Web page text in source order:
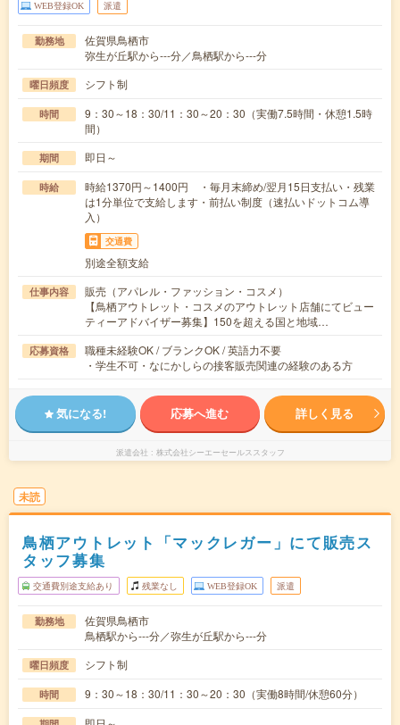
WEB登録OK 派遣
勤務地
佐賀県鳥栖市
弥生が丘駅から---分／鳥栖駅から---分
曜日頻度 シフト制
時間
9：30～18：30/11：30～20：30（実働7.5時間・休憩1.5時
間）
期間 即日～
時給
時給1370円～1400円 ・毎月末締め/翌月15日支払い・残業
は1分単位で支給します・前払い制度（速払いドットコム導
入）
交通費
別途全額支給
仕事内容
販売（アパレル・ファッション・コスメ）
【鳥栖アウトレット・コスメのアウトレット店舗にてビュー
ティーアドバイザー募集】150を超える国と地域…
応募資格
職種未経験OK / ブランクOK / 英語力不要
・学生不可・なにかしらの接客販売関連の経験のある方
気になる! 応募へ進む 詳しく見る
派遣会社 株式会社シーエーセールススタッフ
未読
鳥栖アウトレット「マックレガー」にて販売ス
タッフ募集
交通費別途支給あり 残業なし WEB登録OK 派遣
勤務地
佐賀県鳥栖市
鳥栖駅から---分／弥生が丘駅から---分
曜日頻度 シフト制
時間 9：30～18：30/11：30～20：30（実働8時間/休憩60分）